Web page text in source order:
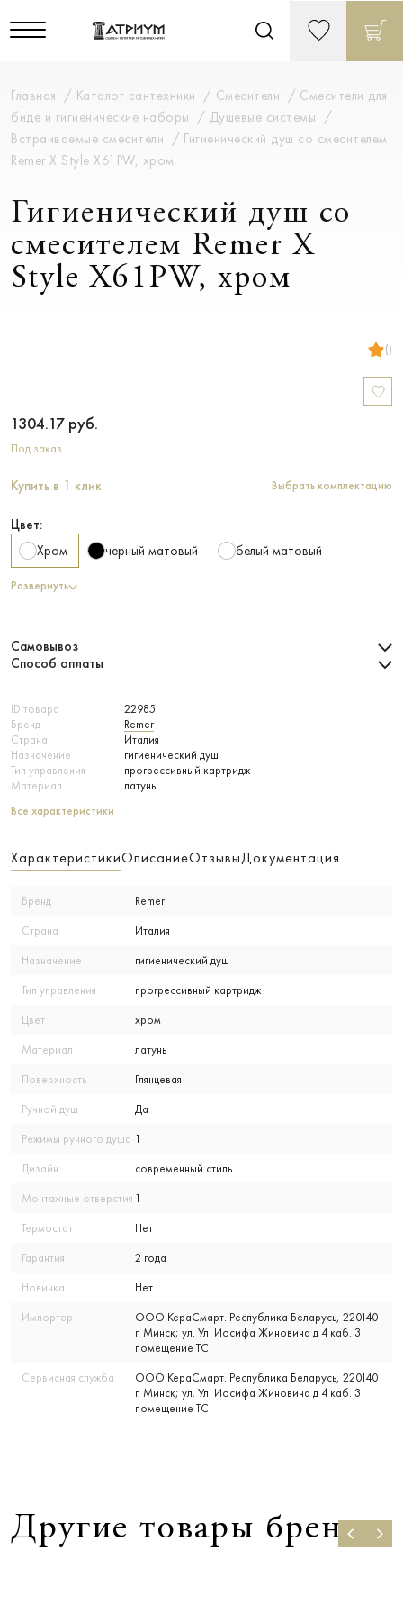
Главная Каталог сантехники Смесители
Смесители для
биде и гигиенические наборы
Душевые системы
Встраиваемые смесители
Гигиенический душ со смесителем
Remer X Style X61PW, хром
Гигиенический душ со
смесителем Remer X
Style X61PW, хром
()
ID товара
22985
Бренд
Remer
Страна
Италия
Назначение
гигиенический душ
Тип управления
прогрессивный картридж
Материал
латунь
Все характеристики
1304.17 руб.
Под заказ
Купить в 1 клик Выбрать комплектацию
Цвет:
Хром
черный матовый белый матовый
Развернуть
Самовывоз
Способ оплаты
ХарактеристикиОписаниеОтзывыДокументация
Бренд Remer
Страна Италия
Назначение гигиенический душ
Тип управления прогрессивный картридж
Цвет хром
Материал латунь
Поверхность Глянцевая
Ручной душ Да
Режимы ручного душа 1
Дизайн современный стиль
Монтажные отверстия 1
Термостат Нет
Гарантия 2 года
Новинка Нет
Импортер
ООО КераСмарт. Республика Беларусь, 220140
г. Минск; ул. Ул. Иосифа Жиновича д 4 каб. 3
помещение ТС
Сервисная служба
ООО КераСмарт. Республика Беларусь, 220140
г. Минск; ул. Ул. Иосифа Жиновича д 4 каб. 3
помещение ТС
Другие товары бренда